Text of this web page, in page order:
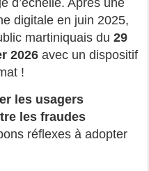
digitale en juin 2025,
martiniquais du 29
2026 avec un dispositif
!
les usagers
les fraudes
réflexes à adopter